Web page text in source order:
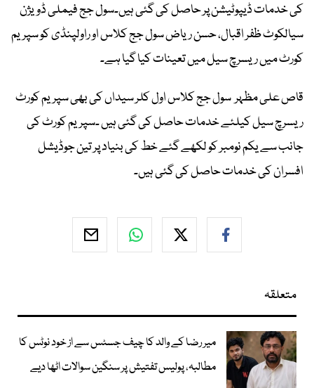
کی خدمات ڈیپوٹیشن پر حاصل کی گئی ہیں۔سول جج فیملی ڈویژن
سیالکوٹ ظفر اقبال، حسن ریاض سول جج کلاس او راولپنڈی کو سپریم
کورٹ میں ریسرچ سیل میں تعینات کیا گیا ہے۔
قاص علی مظہر سول جج کلاس اول کلر سیداں کی بھی سپریم کورٹ
ریسرچ سیل کیلئے خدمات حاصل کی گئی ہیں ۔سپریم کورٹ کی
جانب سے یکم نومبر کو لکھے گئے خط کی بنیاد پر تین جوڈیشل
افسران کی خدمات حاصل کی گئی ہیں۔
متعلقہ
میر رضا کے والد کا چیف جسٹس سے از خود نوٹس کا
مطالبہ، پولیس تفتیش پر سنگین سوالات اٹھا دیے